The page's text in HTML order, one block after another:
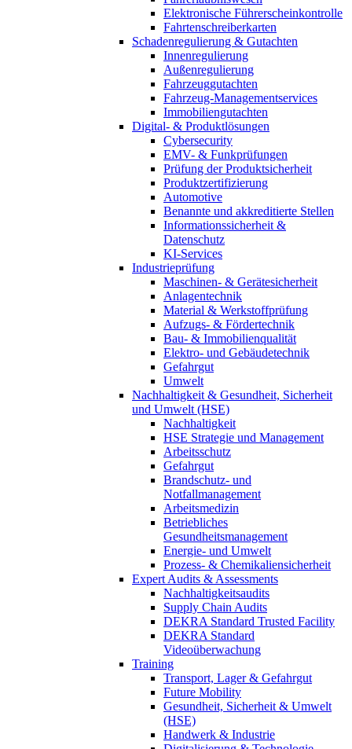
Elektronische Führerscheinkontrolle
Fahrtenschreiberkarten
Schadenregulierung & Gutachten
Innenregulierung
Außenregulierung
Fahrzeuggutachten
Fahrzeug-Managementservices
Immobiliengutachten
Digital- & Produktlösungen
Cybersecurity
EMV- & Funkprüfungen
Prüfung der Produktsicherheit
Produktzertifizierung
Automotive
Benannte und akkreditierte Stellen
Informationssicherheit &
Datenschutz
KI-Services
Industrieprüfung
Maschinen- & Gerätesicherheit
Anlagentechnik
Material & Werkstoffprüfung
Aufzugs- & Fördertechnik
Bau- & Immobilienqualität
Elektro- und Gebäudetechnik
Gefahrgut
Umwelt
Nachhaltigkeit & Gesundheit, Sicherheit
und Umwelt (HSE)
Nachhaltigkeit
HSE Strategie und Management
Arbeitsschutz
Gefahrgut
Brandschutz- und
Notfallmanagement
Arbeitsmedizin
Betriebliches
Gesundheitsmanagement
Energie- und Umwelt
Prozess- & Chemikaliensicherheit
Expert Audits & Assessments
Nachhaltigkeitsaudits
Supply Chain Audits
DEKRA Standard Trusted Facility
DEKRA Standard
Videoüberwachung
Training
Transport, Lager & Gefahrgut
Future Mobility
Gesundheit, Sicherheit & Umwelt
(HSE)
Handwerk & Industrie